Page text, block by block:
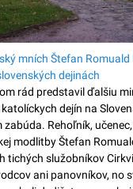
Cádiz a
ilegálnych
odovzdala pre
spisovateľ Martin
rokov a zostáva
pripravený
boss o filme
byť bdelým